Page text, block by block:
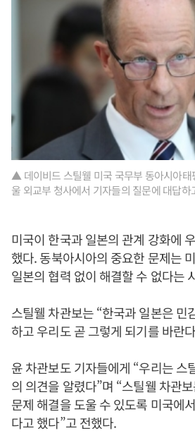
▲ 데이비드 스틸웰 미국 국무부 동아시아태
울 외교부 청사에서 기자들의 질문에 대답하
미국이 한국과 일본의 관계 강화에
했다. 동북아시아의 중요한 문제는
일본의 협력 없이 해결할 수 없다는
스틸웰 차관보는 “한국과 일본은 민
하고 우리도 곧 그렇게 되기를 바란
윤 차관보도 기자들에게 “우리는 스
의 의견을 알렸다”며 “스틸웰 차관
문제 해결을 도울 수 있도록 미국에
다고 했다”고 전했다.